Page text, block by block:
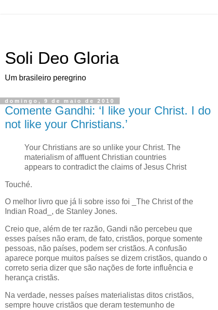
Soli Deo Gloria
Um brasileiro peregrino
domingo, 9 de maio de 2010
Comente Gandhi: ‘I like your Christ. I do
not like your Christians.’
Your Christians are so unlike your Christ. The
materialism of affluent Christian countries
appears to contradict the claims of Jesus Christ
Touché.
O melhor livro que já li sobre isso foi _The Christ of the
Indian Road_, de Stanley Jones.
Creio que, além de ter razão, Gandi não percebeu que
esses países não eram, de fato, cristãos, porque somente
pessoas, não países, podem ser cristãos. A confusão
aparece porque muitos países se dizem cristãos, quando o
correto seria dizer que são nações de forte influência e
herança cristãs.
Na verdade, nesses países materialistas ditos cristãos,
sempre houve cristãos que deram testemunho de